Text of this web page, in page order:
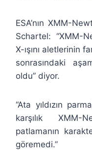
ESA’nın XMM-
Schartel: “XMM-
X-ışını aletlerinin
sonrasındaki
oldu” diyor.
“Ata yıldızın
karşılık XMM-
patlamanın
göremedi.”